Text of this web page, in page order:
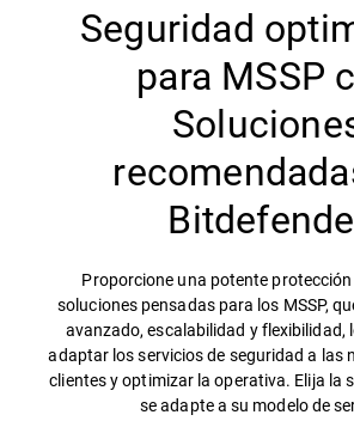
Seguridad
para MSSP
Proporcione una potente
soluciones pensadas para los MSSP,
avanzado, escalabilidad y flexibilidad,
adaptar los servicios de seguridad a las
clientes y optimizar la operativa. Elija la
se adapte a su modelo de